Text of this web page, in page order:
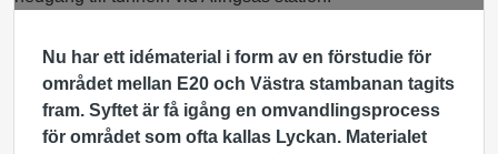
Nu har ett idématerial i form av en förstudie för
området mellan E20 och Västra stambanan tagits
fram. Syftet är få igång en omvandlingsprocess
för området som ofta kallas Lyckan. Materialet